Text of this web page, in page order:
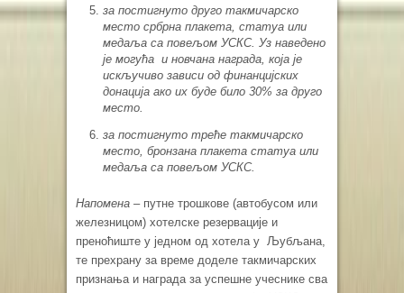
за постигнуто друго такмичарско
место србрна плакета, статуа или
медаља са повељом УСКС. Уз наведено
је могућа и новчана награда, која је
искључиво зависи од финанцијских
донација ако их буде било 30% за друго
место.
за постигнуто треће такмичарско
место, бронзана плакета статуа или
медаља са повељом УСКС.
Напомена – путне трошкове (автобусом или
железницом) хотелске резервације и
преноћиште у једном од хотела у Љубљана,
те прехрану за време доделе такмичарских
признања и награда за успешне учеснике сва